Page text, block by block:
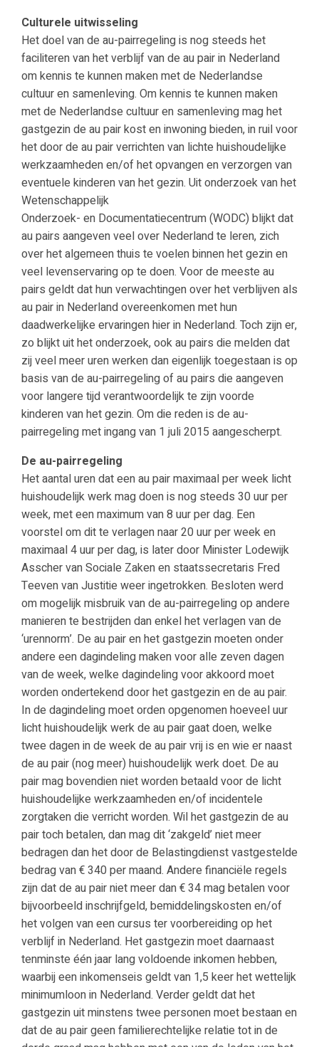
Culturele uitwisseling
Het doel van de au-pairregeling is nog steeds het
faciliteren van het verblijf van de au pair in Nederland
om kennis te kunnen maken met de Nederlandse
cultuur en samenleving. Om kennis te kunnen maken
met de Nederlandse cultuur en samenleving mag het
gastgezin de au pair kost en inwoning bieden, in ruil voor
het door de au pair verrichten van lichte huishoudelijke
werkzaamheden en/of het opvangen en verzorgen van
eventuele kinderen van het gezin. Uit onderzoek van het
Wetenschappelijk
Onderzoek- en Documentatiecentrum (WODC) blijkt dat
au pairs aangeven veel over Nederland te leren, zich
over het algemeen thuis te voelen binnen het gezin en
veel levenservaring op te doen. Voor de meeste au
pairs geldt dat hun verwachtingen over het verblijven als
au pair in Nederland overeenkomen met hun
daadwerkelijke ervaringen hier in Nederland. Toch zijn er,
zo blijkt uit het onderzoek, ook au pairs die melden dat
zij veel meer uren werken dan eigenlijk toegestaan is op
basis van de au-pairregeling of au pairs die aangeven
voor langere tijd verantwoordelijk te zijn voorde
kinderen van het gezin. Om die reden is de au-
pairregeling met ingang van 1 juli 2015 aangescherpt.
De au-pairregeling
Het aantal uren dat een au pair maximaal per week licht
huishoudelijk werk mag doen is nog steeds 30 uur per
week, met een maximum van 8 uur per dag. Een
voorstel om dit te verlagen naar 20 uur per week en
maximaal 4 uur per dag, is later door Minister Lodewijk
Asscher van Sociale Zaken en staatssecretaris Fred
Teeven van Justitie weer ingetrokken. Besloten werd
om mogelijk misbruik van de au-pairregeling op andere
manieren te bestrijden dan enkel het verlagen van de
‘urennorm’. De au pair en het gastgezin moeten onder
andere een dagindeling maken voor alle zeven dagen
van de week, welke dagindeling voor akkoord moet
worden ondertekend door het gastgezin en de au pair.
In de dagindeling moet orden opgenomen hoeveel uur
licht huishoudelijk werk de au pair gaat doen, welke
twee dagen in de week de au pair vrij is en wie er naast
de au pair (nog meer) huishoudelijk werk doet. De au
pair mag bovendien niet worden betaald voor de licht
huishoudelijke werkzaamheden en/of incidentele
zorgtaken die verricht worden. Wil het gastgezin de au
pair toch betalen, dan mag dit ‘zakgeld’ niet meer
bedragen dan het door de Belastingdienst vastgestelde
bedrag van € 340 per maand. Andere financiële regels
zijn dat de au pair niet meer dan € 34 mag betalen voor
bijvoorbeeld inschrijfgeld, bemiddelingskosten en/of
het volgen van een cursus ter voorbereiding op het
verblijf in Nederland. Het gastgezin moet daarnaast
tenminste één jaar lang voldoende inkomen hebben,
waarbij een inkomenseis geldt van 1,5 keer het wettelijk
minimumloon in Nederland. Verder geldt dat het
gastgezin uit minstens twee personen moet bestaan en
dat de au pair geen familierechtelijke relatie tot in de